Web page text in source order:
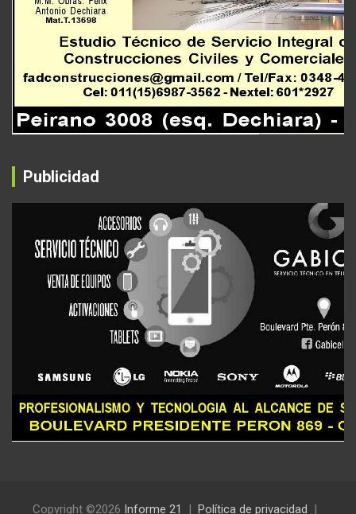
Publicidad
Copyright ©2026 Informe 21 Política de privacidad